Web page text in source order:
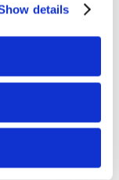
details
il
data della
dal
–
sia pure